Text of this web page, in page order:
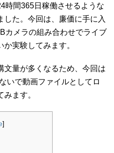
時間365日稼働させるような
た。今回は、廉価に手に入
カメラの組み合わせでライブ
実験してみます。
文量が多くなるため、今回は
いで動画ファイルとしてロ
ます。
]